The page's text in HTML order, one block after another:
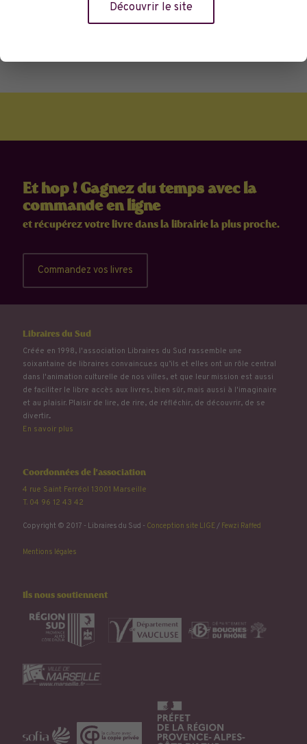
Et hop ! Gagnez du temps avec la
commande en ligne
et récupérez votre livre dans la librairie la plus proche.
Commandez vos livres
Libraires du Sud
Créée en 1998, l'association Libraires du Sud rassemble une
soixantaine de libraires convaincu.e.s qu’ils et elles ont un rôle central
dans l'animation culturelle de nos villes, et que leur mission est aussi
de faciliter le libre accès aux livres, bien sûr, mais aussi à l'imaginaire
et au plaisir. Plaisir de lire, de rire, de réfléchir, de découvrir, de se
divertir...
En savoir plus
Coordonnées de l'association
4 rue Saint Ferréol 13001 Marseille
T. 04 96 12 43 42
Copyright © 2017 - Libraires du Sud - Conception site LIGE/ Fewzi Raffed
Mentions légales
Ils nous soutiennent
Découvrir le site